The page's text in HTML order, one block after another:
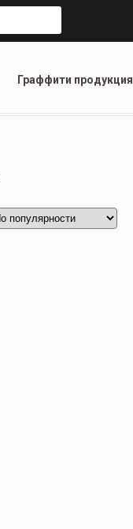
Граффити продукция